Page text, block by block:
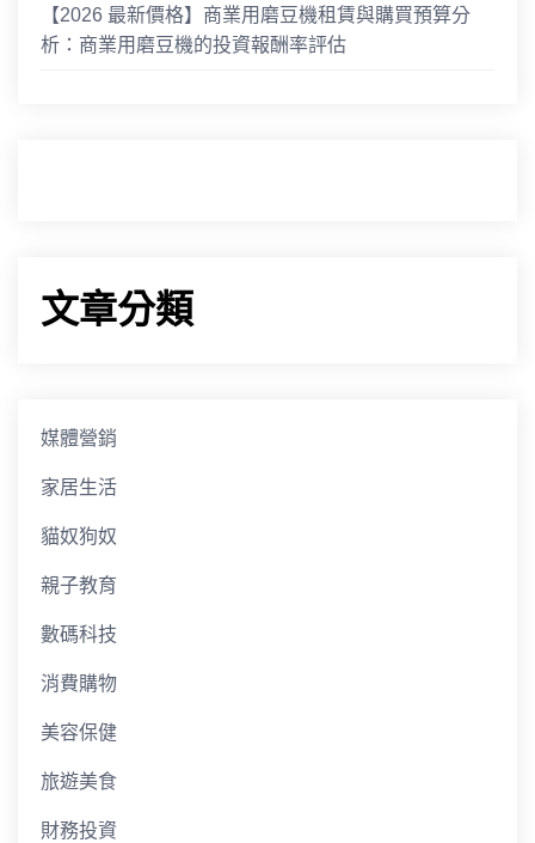
【2026 最新價格】商業用磨豆機租賃與購買預算分
析：商業用磨豆機的投資報酬率評估
文章分類
媒體營銷
家居生活
貓奴狗奴
親子教育
數碼科技
消費購物
美容保健
旅遊美食
財務投資